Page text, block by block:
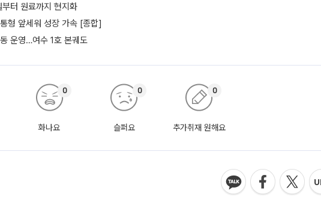
터 원료까지 현지화
형 앞세워 성장 가속 [종합]
운영…여수 1호 본궤도
화나요
0
슬퍼요
0
추가취재 원해요
0